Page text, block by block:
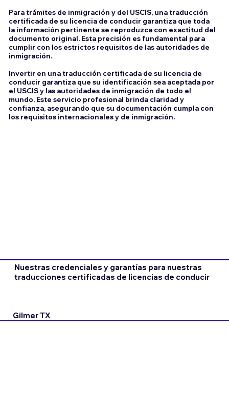
Para trámites de inmigración y del USCIS, una traducción
certificada de su licencia de conducir garantiza que toda
la información pertinente se reproduzca con exactitud del
documento original. Esta precisión es fundamental para
cumplir con los estrictos requisitos de las autoridades de
inmigración.
Invertir en una traducción certificada de su licencia de
conducir garantiza que su identificación sea aceptada por
el USCIS y las autoridades de inmigración de todo el
mundo. Este servicio profesional brinda claridad y
confianza, asegurando que su documentación cumpla con
los requisitos internacionales y de inmigración.
Nuestras credenciales y garantías para nuestras
traducciones certificadas de licencias de conducir
Gilmer TX